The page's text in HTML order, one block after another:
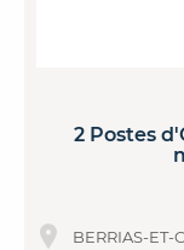
2 Postes
BERRIAS-ET-